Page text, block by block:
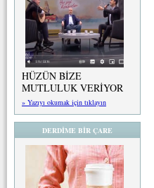
HÜZÜN BİZE
MUTLULUK VERİYOR
» Yazıyı okumak için tıklayın
DERDİME BİR ÇARE